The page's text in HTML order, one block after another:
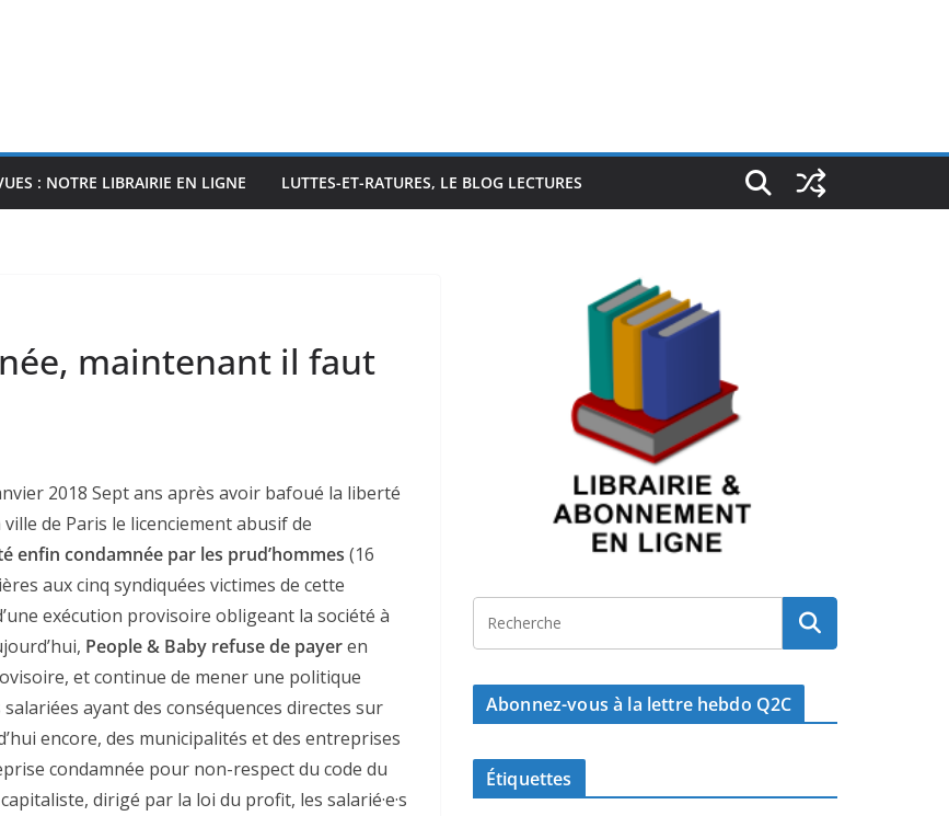
: NOTRE LIBRAIRIE EN LIGNE LUTTES-ET-RATURES, LE BLOG LECTURES
maintenant il faut
2018 Sept ans après avoir bafoué la liberté
de Paris le licenciement abusif de
enfin condamnée par les prud’hommes (16
aux cinq syndiquées victimes de cette
exécution provisoire obligeant la société à
People & Baby refuse de payeren
et continue de mener une politique
ayant des conséquences directes sur
encore, des municipalités et des entreprises
condamnée pour non-respect du code du
dirigé par la loi du profit, les salarié·e·s
Abonnez-vous à la lettre hebdo Q2C
Étiquettes